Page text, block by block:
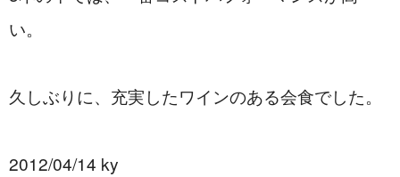
い。
久しぶりに、充実したワインのある会食でした。
2012/04/14 ky